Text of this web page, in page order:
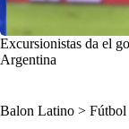
Excursionistas da el
Argentina
Balon Latino > Fútbol